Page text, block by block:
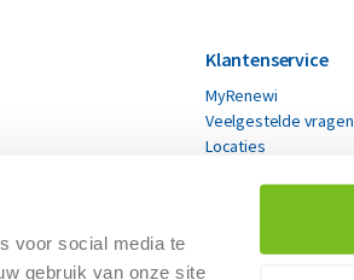
voor social media te
gebruik van onze site
Klantenservice
MyRenewi
Veelgestelde vragen
Locaties